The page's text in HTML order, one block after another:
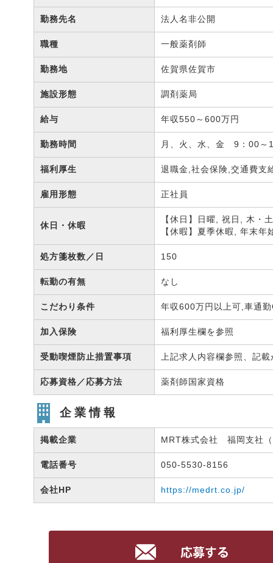
勤務先名 法人名非公開
職種 一般薬剤師
勤務地 佐賀県佐賀市
施設形態 調剤薬局
給与 年収550～600万円
勤務時間 月、火、水、金 9：00
福利厚生 退職金,社会保険,交通費支
雇用形態 正社員
休日・休暇
【休日】日曜, 祝日, 木・
【休暇】夏季休暇, 年末
処方箋枚数／日 150
転勤の有無 なし
こだわり条件 年収600万円以上可,車通
加入保険 福利厚生欄を参照
受動喫煙防止措置事項 上記求人内容欄参照、記
応募資格／応募方法 薬剤師国家資格
企業情報
掲載企業 MRT株式会社 福岡支社
電話番号 050-5530-8156
会社HP https://medrt.co.jp/